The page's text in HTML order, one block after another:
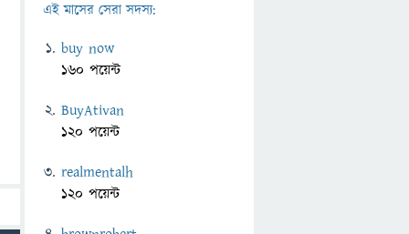
এই মাসের সেরা সদস্য:
buy now
160 পয়েন্ট
BuyAtivan
120 পয়েন্ট
realmentalh
120 পয়েন্ট